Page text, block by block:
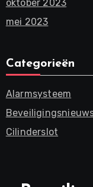
oktober 2023
mei 2023
Categorieën
Alarmsysteem
Cilinderslot